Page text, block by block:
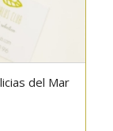
del Mar